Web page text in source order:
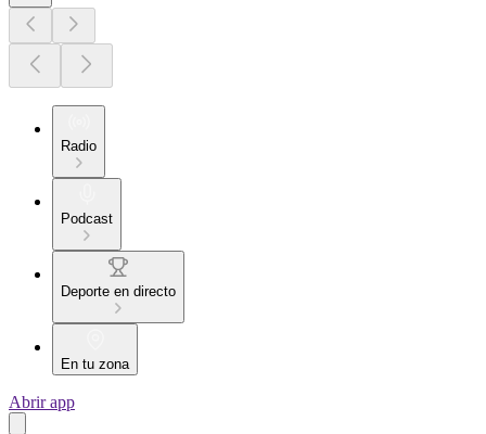
Radio
Podcast
Deporte en directo
En tu zona
Abrir app